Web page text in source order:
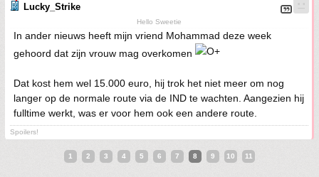
Lucky_Strike
Hello Sweetie
In ander nieuws heeft mijn vriend Mohammad deze week
gehoord dat zijn vrouw mag overkomen
Dat kost hem wel 15.000 euro, hij trok het niet meer om nog
langer op de normale route via de IND te wachten. Aangezien hij
fulltime werkt, was er voor hem ook een andere route.
Spoilers!
1 2 3 4 5 6 7 8 9 10 11